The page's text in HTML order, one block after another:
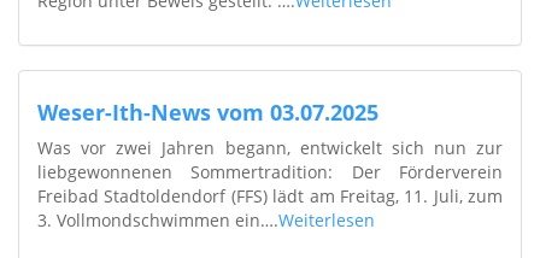
Weser-Ith-News vom 03.07.2025
Was vor zwei Jahren begann, entwickelt sich nun zur
liebgewonnenen Sommertradition: Der Förderverein
Freibad Stadtoldendorf (FFS) lädt am Freitag, 11. Juli, zum
3. Vollmondschwimmen ein….Weiterlesen